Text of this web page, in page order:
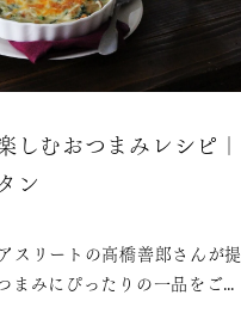
しむおつまみレシピ｜
ン
スリートの高橋善郎さんが提
まみにぴったりの一品をご紹